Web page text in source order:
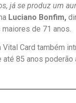
já se produz um
Luciano Bonfim,
de 71 anos.
Card também
85 anos